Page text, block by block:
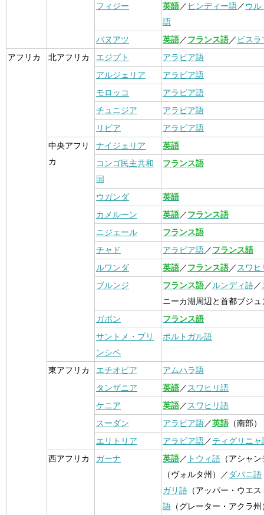
フィジー 英語／ ヒンディー語／ウル
語
バヌアツ
英語／フランス語／ ビスラ
アフリカ
北アフリカ エジプト
アラビア語
アルジェリア
アラビア語
モロッコ
アラビア語
チュニジア
アラビア語
リビア
アラビア語
中央アフリ
カ
ナイジェリア
英語
コンゴ民主共和
国
フランス語
ウガンダ
英語
カメルーン
英語／フランス語
ニジェール
フランス語
チャド
アラビア語／フランス語
ルワンダ
英語／フランス語／ スワヒ
ブルンジ
フランス語／ ルンディ語／
ニーカ湖周辺と首都ブジュ
ガボン
フランス語
サントメ・プリ
ンシペ
ポルトガル語
東アフリカ エチオピア
アムハラ語
タンザニア
英語／ スワヒリ語
ケニア
英語／ スワヒリ語
スーダン
アラビア語／英語 （南部）
エリトリア
アラビア語／ティグリニャ
西アフリカ
ガーナ 英語／ トウィ語 （アシャ
（ヴォルタ州）／ ダバニ語
ガリ語 （アッパー・ウエ
語 （グレーター・アクラ